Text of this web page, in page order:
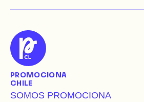
entradas
PROMOCIONA
CHILE
SOMOS PROMOCIONA